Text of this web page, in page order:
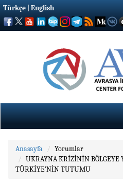
Türkçe English
Anasayfa
Yorumlar
UKRAYNA KRİZİNİN BÖLGEYE
TÜRKİYE’NİN TUTUMU